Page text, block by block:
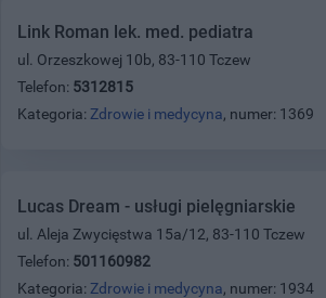
Link Roman lek. med. pediatra
ul. Orzeszkowej 10b, 83-110 Tczew
Telefon: 5312815
Kategoria: Zdrowie i medycyna, numer: 1369
Lucas Dream - usługi pielęgniarskie
ul. Aleja Zwycięstwa 15a/12, 83-110 Tczew
Telefon: 501160982
Kategoria: Zdrowie i medycyna, numer: 1934